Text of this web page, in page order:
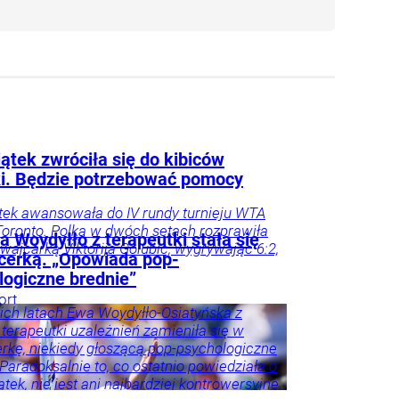
zwróciła się do kibiców
Będzie potrzebować pomocy
awansowała do IV rundy turnieju WTA
Polka w dwóch setach rozprawiła
Viktorija Golubic, wygrywając 6:2,
Woydyłło z terapeutki stała się
„Opowiada pop-
brednie”
latach Ewa Woydyłło-Osiatyńska z
uzależnień zamieniła się w
niekiedy głoszącą pop-psychologiczne
to, co ostatnio powiedziała o
nie jest ani najbardziej kontrowersyjne,